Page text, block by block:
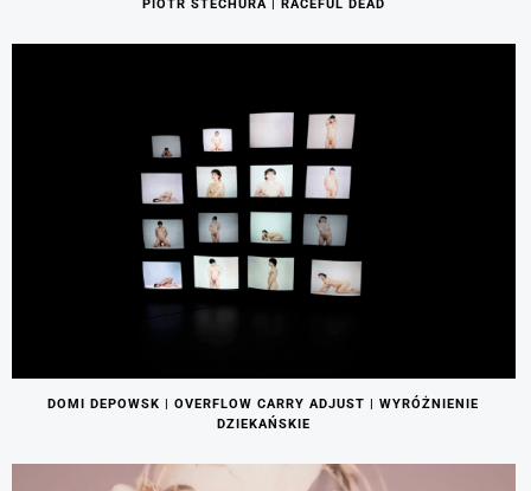
PIOTR STECHURA | RACEFUL DEAD
DOMI DEPOWSK | OVERFLOW CARRY ADJUST | WYRÓŻNIENIE
DZIEKAŃSKIE